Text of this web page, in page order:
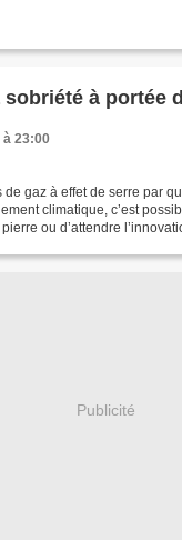
à portée
à 23:00
gaz à effet de serre par
climatique, c’est
ou d’attendre
Publicité